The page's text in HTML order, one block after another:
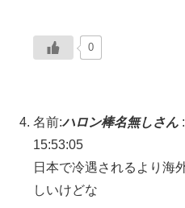
0
名前:ハロン棒名無しさん :
15:53:05
日本で冷遇されるより海
しいけどな